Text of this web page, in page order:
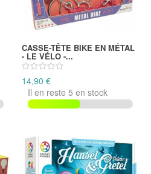
CASSE-TÊTE BIKE EN MÉTAL
- LE VÉLO -...
14,90 €
Il en reste 5 en stock